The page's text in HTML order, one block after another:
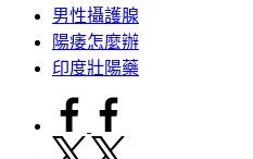
男性攝護腺
陽痿怎麼辦
印度壯陽藥
facebook.com
twitter.com